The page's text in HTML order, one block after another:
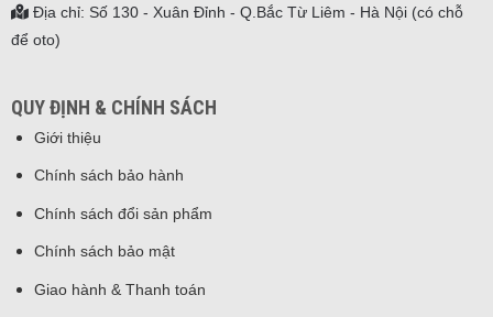
Địa chỉ: Số 130 - Xuân Đỉnh - Q.Bắc Từ Liêm - Hà Nội (có chỗ
để oto)
QUY ĐỊNH & CHÍNH SÁCH
Giới thiệu
Chính sách bảo hành
Chính sách đổi sản phẩm
Chính sách bảo mật
Giao hành & Thanh toán